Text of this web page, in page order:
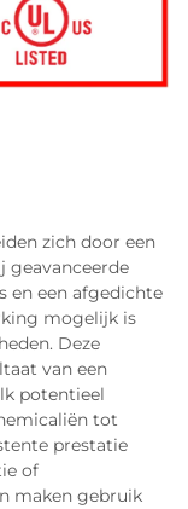
zich door een
geavanceerde
en een afgedichte
mogelijk is
Deze
van een
potentieel
tot
prestatie
of
maken gebruik